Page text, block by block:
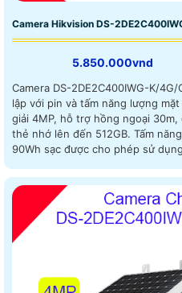
Camera Hikvision DS-
5.850.000vnd
Camera DS-2DE2C400IWG-K/
lập với pin và tấm năng lượng
giải 4MP, hỗ trợ hồng ngoại
thẻ nhớ lên đến 512GB. Tấm năng lượng mặt trời 20W kèm pin
90Wh sạc được cho phép sử